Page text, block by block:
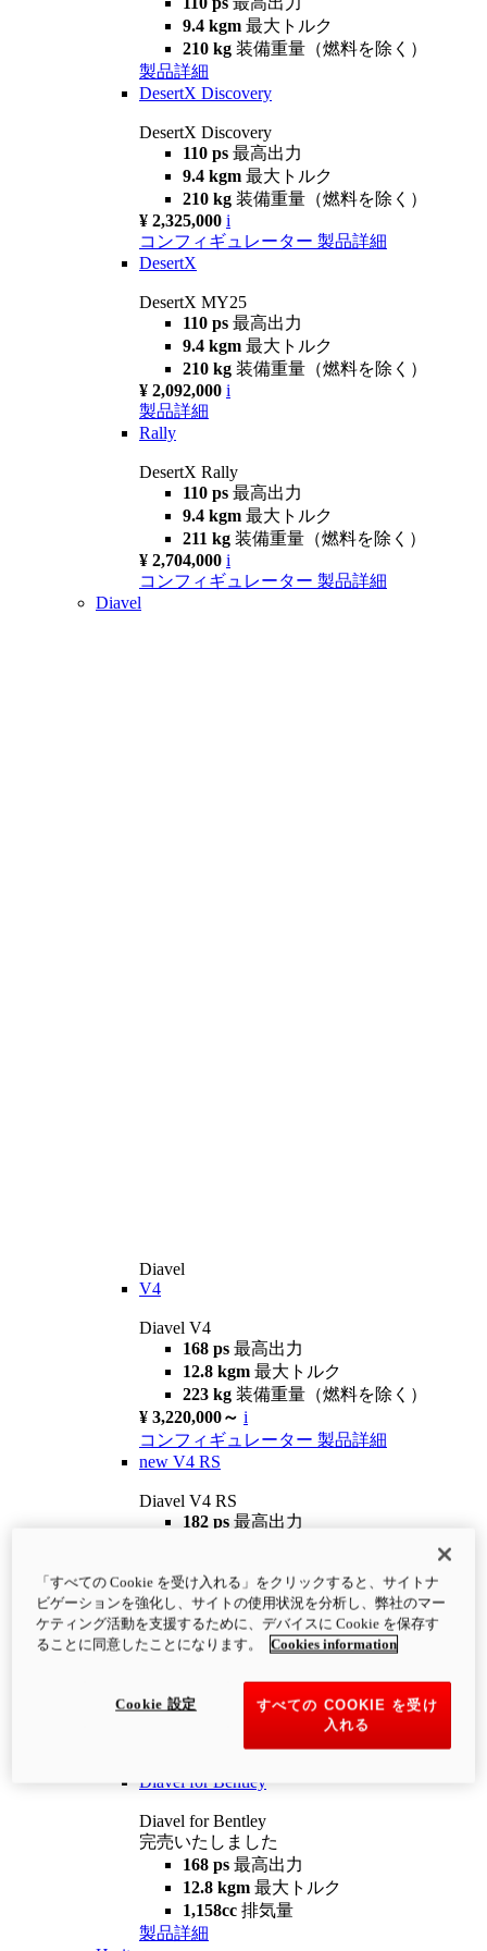
9.4 kgm 最大トルク
210 kg 装備重量（燃料を除く）
製品詳細
DesertX Discovery
DesertX Discovery
110 ps 最高出力
9.4 kgm 最大トルク
210 kg 装備重量（燃料を除く）
¥ 2,325,000 i
コンフィギュレーター 製品詳細
DesertX
DesertX MY25
110 ps 最高出力
9.4 kgm 最大トルク
210 kg 装備重量（燃料を除く）
¥ 2,092,000 i
製品詳細
Rally
DesertX Rally
110 ps 最高出力
9.4 kgm 最大トルク
211 kg 装備重量（燃料を除く）
¥ 2,704,000 i
コンフィギュレーター 製品詳細
Diavel
Diavel
V4
Diavel V4
168 ps 最高出力
12.8 kgm 最大トルク
223 kg 装備重量（燃料を除く）
¥ 3,220,000～ i
コンフィギュレーター 製品詳細
new V4 RS
Diavel V4 RS
182 ps 最高出力
¥4,400,000 i
コンフィギュレーター 製品詳細
newV4 RS 100
12.2 kgm
最大トルク
装備重量（燃料を除く）
Diavel for Bentley
Diavel for Bentley
完売いたしました
168 ps 最高出力
12.8 kgm 最大トルク
1,158cc 排気量
製品詳細
「すべての Cookie を受け入れる」をクリックすると、サイトナ
ビゲーションを強化し、サイトの使用状況を分析し、弊社のマー
ケティング活動を支援するために、デバイスに Cookie を保存す
ることに同意したことになります。
Cookies information
すべての COOKIE を受け
入れる
Cookie 設定